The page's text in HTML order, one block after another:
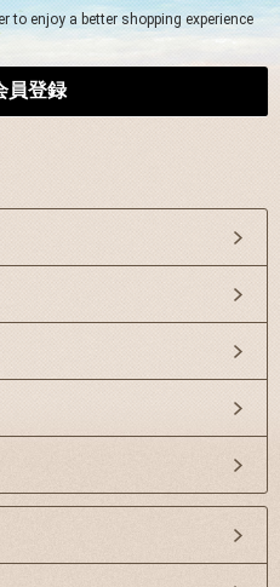
to enjoy a better shopping experience